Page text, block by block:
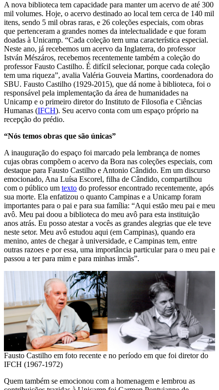
A nova biblioteca tem capacidade para manter um acervo de até 300
mil volumes. Hoje, o acervo destinado ao local tem cerca de 140 mil
itens, sendo 5 mil obras raras, e 26 coleções especiais, com obras
que pertenceram a grandes nomes da intelectualidade e que foram
doadas à Unicamp. “Cada coleção tem uma característica especial.
Neste ano, já recebemos um acervo da Inglaterra, do professor
István Mészáros, recebemos recentemente também a coleção do
professor Fausto Castilho. É difícil selecionar, porque cada coleção
tem uma riqueza”, avalia Valéria Gouveia Martins, coordenadora do
SBU. Fausto Castilho (1929-2015), que dá nome à biblioteca, foi o
responsável pela implementação da área de humanidades na
Unicamp e o primeiro diretor do Instituto de Filosofia e Ciências
Humanas (IFCH). Seu acervo conta com um espaço próprio na
recepção do prédio.
“Nós temos obras que são únicas”
A inauguração do espaço foi marcado pela lembrança de nomes
cujas obras compõem o acervo da Bora nas coleções especiais, com
destaque para Fausto Castilho e Antonio Cândido. Em um discurso
emocionado, Ana Luísa Escorel, filha de Cândido, compartilhou
com o público um texto do professor encontrado recentemente, após
sua morte. Ela enfatizou o quanto Campinas e a Unicamp foram
importantes para o pai e para sua família: “Aqui estão meu pai e meu
avô. Meu pai doou a biblioteca do meu avô para esta instituição
anos atrás. Eu posso atestar a vocês as grandes alegrias que ele teve
neste setor. Meu avô estudou aqui (em Campinas), quando era
menino, antes de chegar à universidade, e Campinas tem, entre
outras razoes e por essa, uma importância particular para o meu pai e
passou a ter para mim e para minhas irmãs”.
Fausto Castilho em foto recente e no período em que foi diretor do
IFCH (1967-1972)
Quem também se emocionou com a homenagem e lembrou as